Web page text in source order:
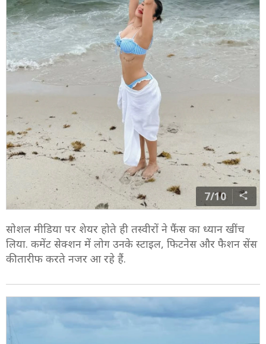
7/10
सोशल मीडिया पर शेयर होते ही तस्वीरों ने फैंस का ध्यान खींच
लिया. कमेंट सेक्शन में लोग उनके स्टाइल, फिटनेस और फैशन सेंस
की तारीफ करते नजर आ रहे हैं.